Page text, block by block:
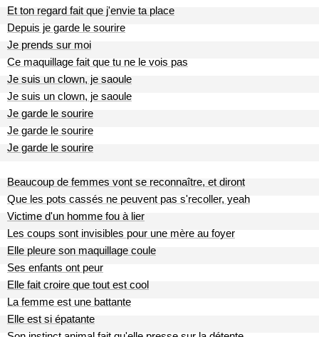
Et ton regard fait que j'envie ta place
Depuis je garde le sourire
Je prends sur moi
Ce maquillage fait que tu ne le vois pas
Je suis un clown, je saoule
Je suis un clown, je saoule
Je garde le sourire
Je garde le sourire
Je garde le sourire
Beaucoup de femmes vont se reconnaître, et diront
Que les pots cassés ne peuvent pas s'recoller, yeah
Victime d'un homme fou à lier
Les coups sont invisibles pour une mère au foyer
Elle pleure son maquillage coule
Ses enfants ont peur
Elle fait croire que tout est cool
La femme est une battante
Elle est si épatante